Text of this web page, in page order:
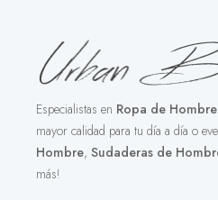
Especialistas en Ropa de Hombre
mayor calidad para tu día a día o
Hombre, Sudaderas de
más!